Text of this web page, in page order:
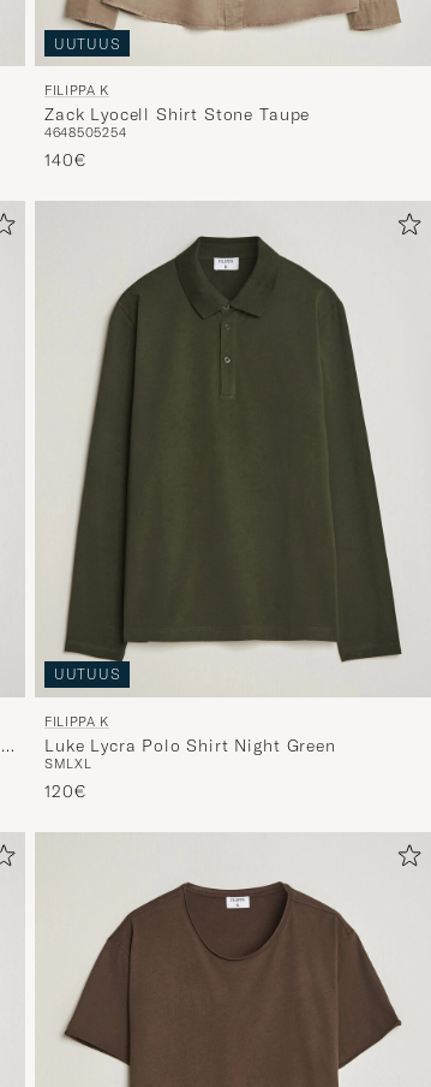
UUTUUS
FILIPPA K
Zack Lyocell Shirt Stone Taupe
4648505254
140€
UUTUUS
FILIPPA K
Luke Lycra Polo Shirt Night Green
SMLXL
120€